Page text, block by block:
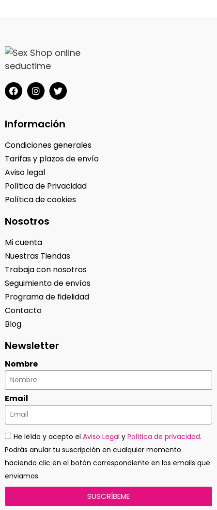
Información
Condiciones generales
Tarifas y plazos de envío
Aviso legal
Política de Privacidad
Política de cookies
Nosotros
Mi cuenta
Nuestras Tiendas
Trabaja con nosotros
Seguimiento de envíos
Programa de fidelidad
Contacto
Blog
Newsletter
Nombre
Email
He leído y acepto el Aviso Legal y Política de privacidad.
Podrás anular tu suscripción en cualquier momento
haciendo clic en el botón correspondiente en los emails que
enviamos.
SUSCRÍBEME